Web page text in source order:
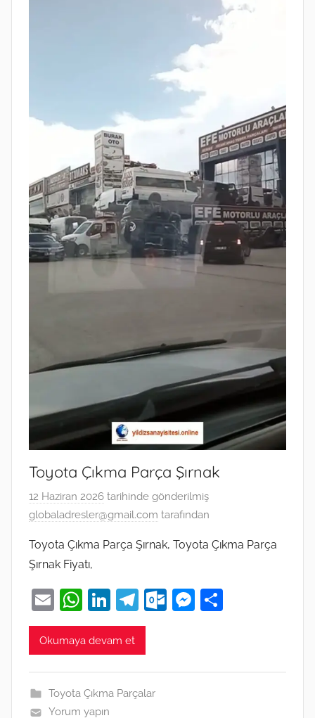
Toyota Çıkma Parça Şırnak
12 Haziran 2026 tarihinde gönderilmiş
globaladresler@gmail.com tarafından
Toyota Çıkma Parça Şırnak, Toyota Çıkma Parça
Şırnak Fiyatı,
E
m
ai
W
h
at
A
p
Li
n
k
dI
T
el
a
O
M
Okumaya devam et
Toyota Çıkma Parçalar
Yorum yapın